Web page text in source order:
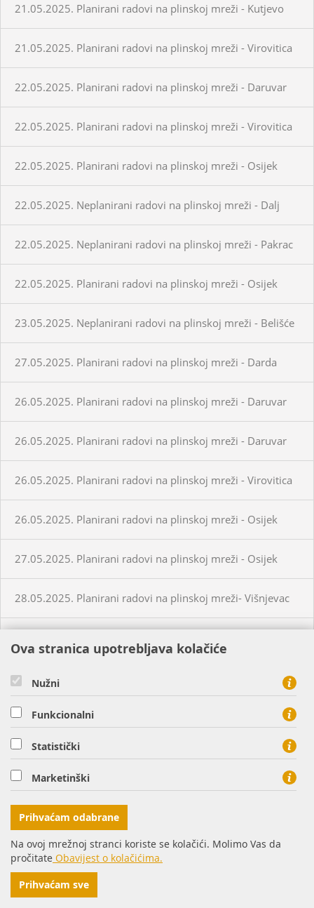
21.05.2025. Planirani radovi na plinskoj mreži - Kutjevo
21.05.2025. Planirani radovi na plinskoj mreži - Virovitica
22.05.2025. Planirani radovi na plinskoj mreži - Daruvar
22.05.2025. Planirani radovi na plinskoj mreži - Virovitica
22.05.2025. Planirani radovi na plinskoj mreži - Osijek
22.05.2025. Neplanirani radovi na plinskoj mreži - Dalj
22.05.2025. Neplanirani radovi na plinskoj mreži - Pakrac
22.05.2025. Planirani radovi na plinskoj mreži - Osijek
23.05.2025. Neplanirani radovi na plinskoj mreži - Belišće
27.05.2025. Planirani radovi na plinskoj mreži - Darda
26.05.2025. Planirani radovi na plinskoj mreži - Daruvar
26.05.2025. Planirani radovi na plinskoj mreži - Daruvar
26.05.2025. Planirani radovi na plinskoj mreži - Virovitica
26.05.2025. Planirani radovi na plinskoj mreži - Osijek
27.05.2025. Planirani radovi na plinskoj mreži - Osijek
28.05.2025. Planirani radovi na plinskoj mreži- Višnjevac
27.03.2025. Planirani radovi na plinskoj mreži - Pakrac
27.03.2025. Planirani radovi na plinskoj mreži - Virovitica
28.05.2025. Planirani radovi na plinskoj mreži - Osijek
28.04.2025. Planirani radovi na plinskoj mreži - Daruvar
28.05.2025. Neplanirani radovi na plinskoj mreži - Uglješ
29.05.2025. Planirani radovi na plinskoj mreži - Daruvar-
Doljani
Ova stranica upotrebljava kolačiće
Nužni
Funkcionalni
Statistički
Marketinški
Prihvaćam odabrane
Na ovoj mrežnoj stranci koriste se kolačići. Molimo Vas da
pročitate Obavijest o kolačićima.
Prihvaćam sve